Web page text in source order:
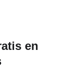
en